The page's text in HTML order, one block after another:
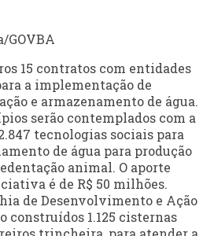
GOVBA
15 contratos com entidades
a implementação de
e armazenamento de água.
serão contemplados com a
tecnologias sociais para
de água para produção
animal. O aporte
é de R$ 50 milhões.
de Desenvolvimento e Ação
construídos 1.125 cisternas